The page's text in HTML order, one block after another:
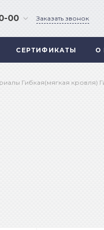
00 Заказать звонок
СЕРТИФИКАТЫ О
Гибкая(мягкая кровля)